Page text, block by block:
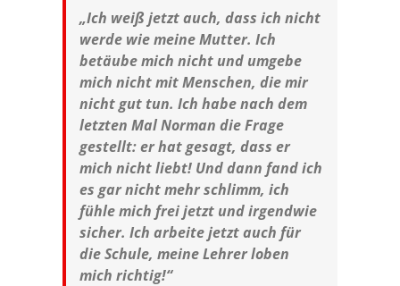
„Ich weiß jetzt auch, dass ich nicht
werde wie meine Mutter. Ich
betäube mich nicht und umgebe
mich nicht mit Menschen, die mir
nicht gut tun. Ich habe nach dem
letzten Mal Norman die Frage
gestellt: er hat gesagt, dass er
mich nicht liebt! Und dann fand ich
es gar nicht mehr schlimm, ich
fühle mich frei jetzt und irgendwie
sicher. Ich arbeite jetzt auch für
die Schule, meine Lehrer loben
mich richtig!“